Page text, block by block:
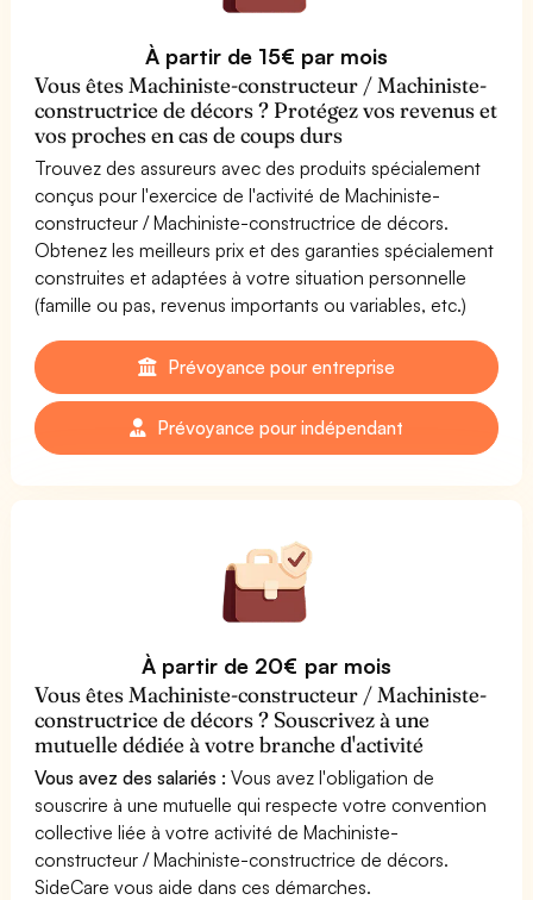
À partir de 15€ par mois
Vous êtes Machiniste-constructeur / Machiniste-
constructrice de décors ? Protégez vos revenus et
vos proches en cas de coups durs
Trouvez des assureurs avec des produits spécialement
conçus pour l'exercice de l'activité de Machiniste-
constructeur / Machiniste-constructrice de décors.
Obtenez les meilleurs prix et des garanties spécialement
construites et adaptées à votre situation personnelle
(famille ou pas, revenus importants ou variables, etc.)
Prévoyance pour entreprise
Prévoyance pour indépendant
À partir de 20€ par mois
Vous êtes Machiniste-constructeur / Machiniste-
constructrice de décors ? Souscrivez à une
mutuelle dédiée à votre branche d'activité
Vous avez des salariés : Vous avez l'obligation de
souscrire à une mutuelle qui respecte votre convention
collective liée à votre activité de Machiniste-
constructeur / Machiniste-constructrice de décors.
SideCare vous aide dans ces démarches.